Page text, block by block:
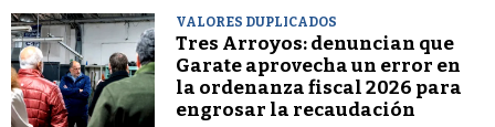
VALORES DUPLICADOS
Tres Arroyos: denuncian que
Garate aprovecha un error en
la ordenanza fiscal 2026 para
engrosar la recaudación